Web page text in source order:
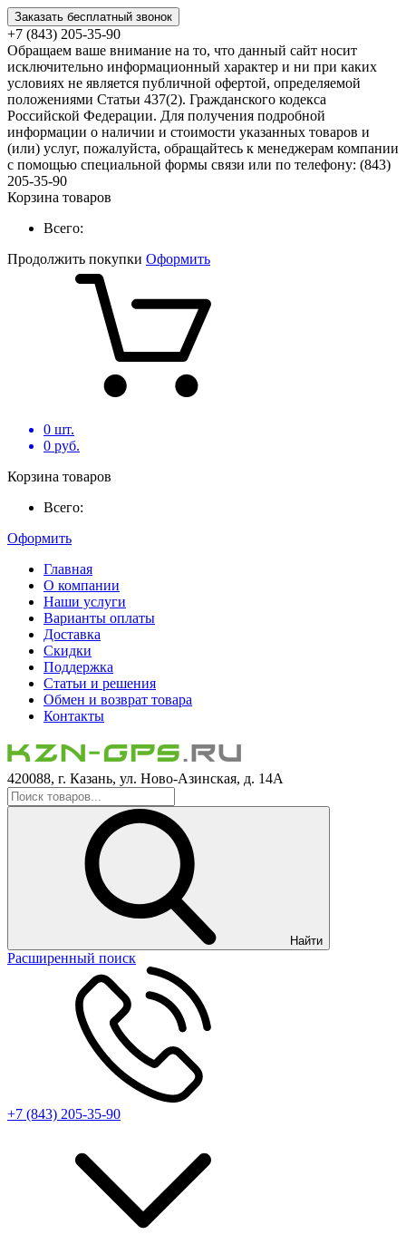
Заказать бесплатный звонок
+7 (843) 205-35-90
Обращаем ваше внимание на то, что данный сайт носит
исключительно информационный характер и ни при каких
условиях не является публичной офертой, определяемой
положениями Статьи 437(2). Гражданского кодекса
Российской Федерации. Для получения подробной
информации о наличии и стоимости указанных товаров и
(или) услуг, пожалуйста, обращайтесь к менеджерам компании
с помощью специальной формы связи или по телефону: (843)
205-35-90
Корзина товаров
Всего:
Продолжить покупки Оформить
0 шт.
0 руб.
Корзина товаров
Всего:
Оформить
Главная
О компании
Наши услуги
Варианты оплаты
Доставка
Скидки
Поддержка
Статьи и решения
Обмен и возврат товара
Контакты
420088, г. Казань, ул. Ново-Азинская, д. 14А
Найти
Расширенный поиск
+7 (843) 205-35-90